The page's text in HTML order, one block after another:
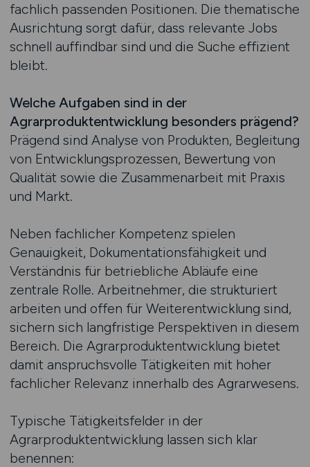
fachlich passenden Positionen. Die thematische
Ausrichtung sorgt dafür, dass relevante Jobs
schnell auffindbar sind und die Suche effizient
bleibt.
Welche Aufgaben sind in der
Agrarproduktentwicklung besonders prägend?
Prägend sind Analyse von Produkten, Begleitung
von Entwicklungsprozessen, Bewertung von
Qualität sowie die Zusammenarbeit mit Praxis
und Markt.
Neben fachlicher Kompetenz spielen
Genauigkeit, Dokumentationsfähigkeit und
Verständnis für betriebliche Abläufe eine
zentrale Rolle. Arbeitnehmer, die strukturiert
arbeiten und offen für Weiterentwicklung sind,
sichern sich langfristige Perspektiven in diesem
Bereich. Die Agrarproduktentwicklung bietet
damit anspruchsvolle Tätigkeiten mit hoher
fachlicher Relevanz innerhalb des Agrarwesens.
Typische Tätigkeitsfelder in der
Agrarproduktentwicklung lassen sich klar
benennen: